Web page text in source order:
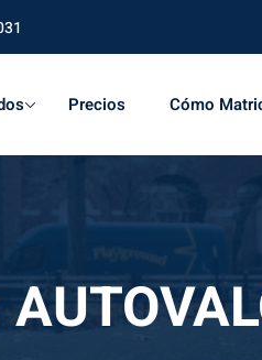
Precios Cómo